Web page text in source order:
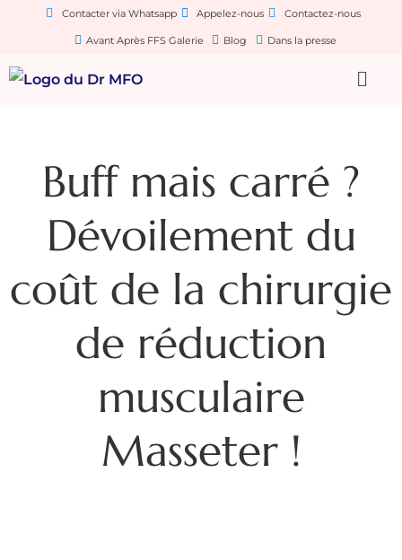
Contacter via Whatsapp Appelez-nous Contactez-nous
Avant Après FFS Galerie Blog Dans la presse
Buff mais carré ?
Dévoilement du
coût de la chirurgie
de réduction
musculaire
Masseter !